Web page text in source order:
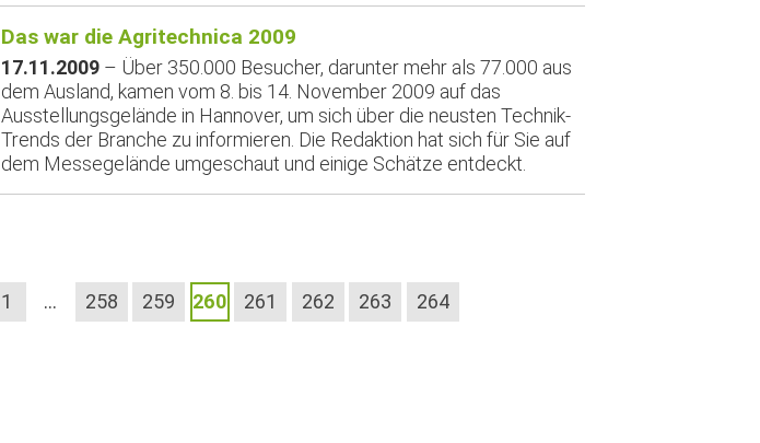
Das war die Agritechnica 2009
17.11.2009 – Über 350.000 Besucher, darunter mehr als 77.000 aus
dem Ausland, kamen vom 8. bis 14. November 2009 auf das
Ausstellungsgelände in Hannover, um sich über die neusten Technik-
Trends der Branche zu informieren. Die Redaktion hat sich für Sie auf
dem Messegelände umgeschaut und einige Schätze entdeckt.
1 … 258 259 260 261 262 263 264